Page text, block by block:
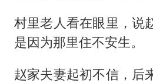
村里老人看在眼里，说
是因为那里住不安生。
赵家夫妻起初不信，后